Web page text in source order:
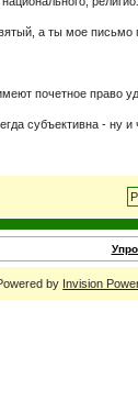
а ты мое
почетное право
субъективна - ну и
by Invision